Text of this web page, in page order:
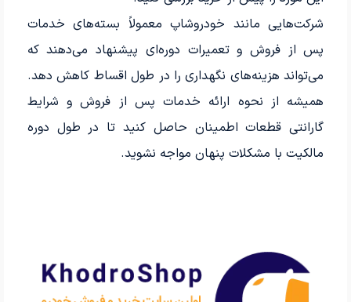
شرکت‌هایی مانند خودروشاپ معمولاً بسته‌های خدمات
پس از فروش و تعمیرات دوره‌ای پیشنهاد می‌دهند که
می‌تواند هزینه‌های نگهداری را در طول اقساط کاهش دهد.
همیشه از نحوه ارائه خدمات پس از فروش و شرایط
گارانتی قطعات اطمینان حاصل کنید تا در طول دوره
مالکیت با مشکلات پنهان مواجه نشوید.